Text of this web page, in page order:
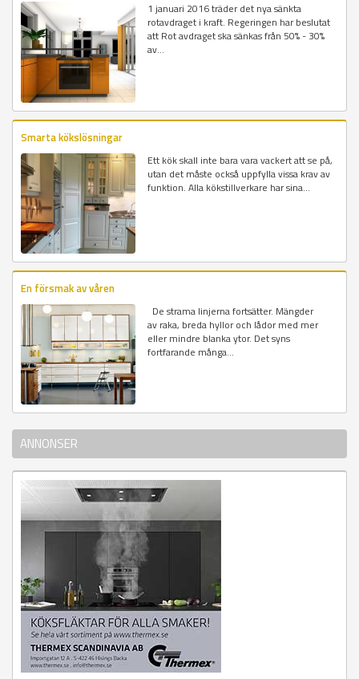
1 januari 2016 träder det nya sänkta
rotavdraget i kraft. Regeringen har beslutat
att Rot avdraget ska sänkas från 50% - 30%
av...
Smarta kökslösningar
Ett kök skall inte bara vara vackert att se på,
utan det måste också uppfylla vissa krav av
funktion. Alla kökstillverkare har sina...
En försmak av våren
De strama linjerna fortsätter. Mängder
av raka, breda hyllor och lådor med mer
eller mindre blanka ytor. Det syns
fortfarande många...
ANNONSER